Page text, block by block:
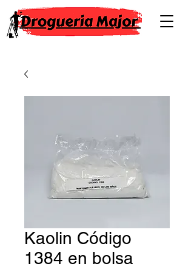
Kaolin Código
1384 en bolsa